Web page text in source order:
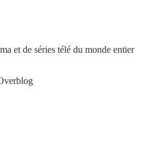
et de séries télé du monde entier